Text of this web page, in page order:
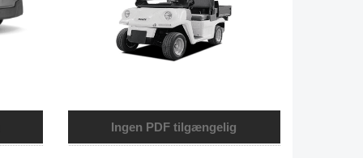
Ingen PDF tilgængelig